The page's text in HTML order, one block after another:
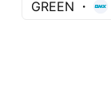
GREEN